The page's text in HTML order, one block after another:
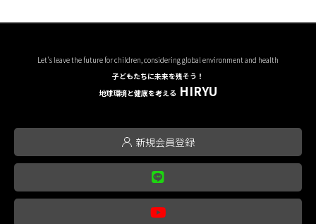
Let's leave the future for children, considering global environment and health
子どもたちに未来を残そう！
地球環境と健康を考える HIRYU
新規会員登録